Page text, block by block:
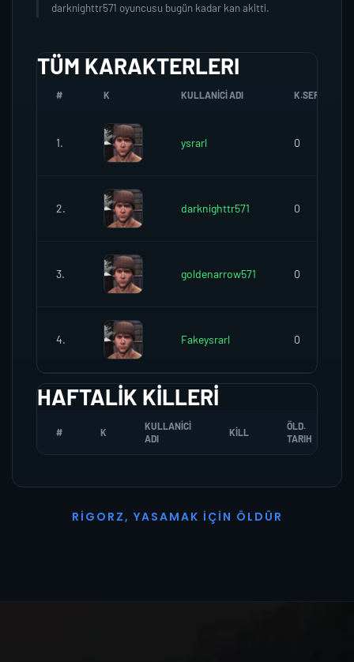
darknighttr571 oyuncusu bugün kadar kan akitti.
TÜM KARAKTERLERI
# K KULLANICI ADI K.SEREFI
1. ysrarl 0
2. darknighttr571 0
3. goldenarrow571 0
4. Fakeysrarl 0
HAFTALIK KILLERI
# K
KULLANICI
ADI
KILL
ÖLD.
TARIH
R I G O R Z, YASAMAK İ ÇI N Ö L D Ü R